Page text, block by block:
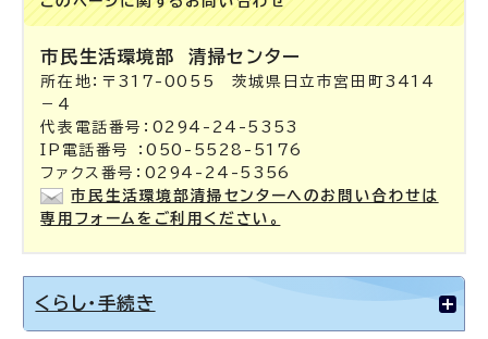
市民生活環境部清掃センター
所在地：〒317-0055 茨城県日立市宮田町3414
－4
代表電話番号：0294-24-5353
IP電話番号 ：050-5528-5176
ファクス番号：0294-24-5356
市民生活環境部清掃センターへのお問い合わせは
専用フォームをご利用ください。
くらし・手続き